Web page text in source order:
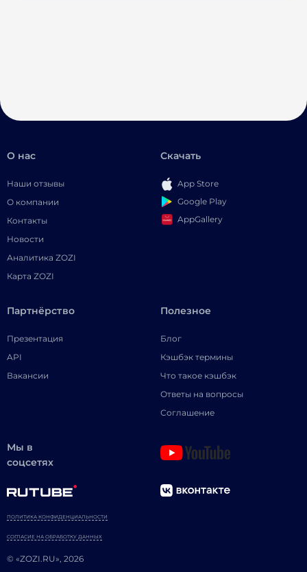
О нас
Наши отзывы
О компании
Контакты
Новости
Аналитика ZOZI
Карта ZOZI
Скачать
App Store
Google Play
AppGallery
Партнёрство
Презентация
API
Вакансии
Полезное
Блог
Кэшбэк термины
Что такое кэшбэк
Ответы на вопросы
Соглашение
Мы в
соцсетях
© «ZOZI.RU», 2026
ПОЛИТИКА КОНФИДЕНЦИАЛЬНОСТИ
СОГЛАСИЕ НА ОБРАБОТКУ ДАННЫХ